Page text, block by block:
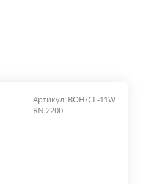
Артикул: BOH/CL-11W
RN 2200